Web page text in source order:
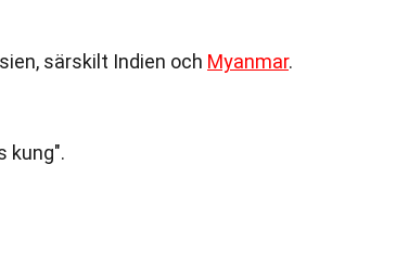
särskilt Indien och Myanmar.
kung".